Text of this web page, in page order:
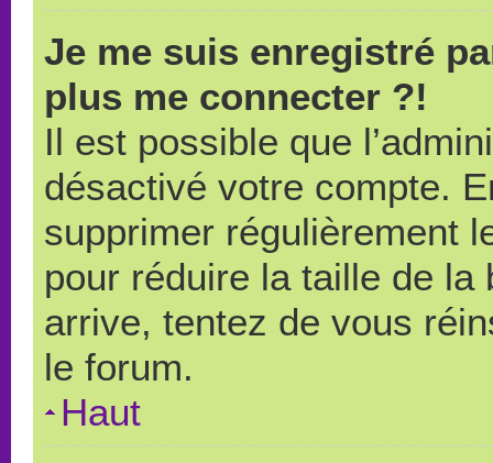
Je me suis enregistré
plus me connecter ?!
Il est possible que
désactivé votre compte.
supprimer régulièrement
pour réduire la taille de
arrive, tentez de vous
le forum.
Haut